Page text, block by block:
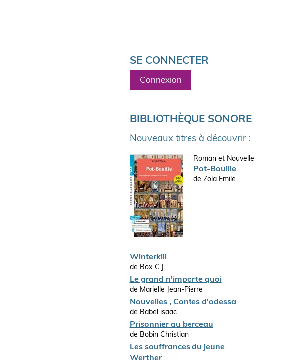
SE CONNECTER
Connexion
BIBLIOTHÈQUE SONORE
Nouveaux titres à découvrir :
Roman et Nouvelle
Pot-Bouille
de Zola Emile
Winterkill
de Box C.J.
Le grand n'importe quoi
de Marielle Jean-Pierre
Nouvelles , Contes d'odessa
de Babel isaac
Prisonnier au berceau
de Bobin Christian
Les souffrances du jeune
Werther